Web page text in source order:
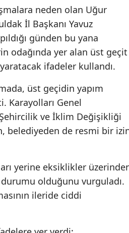
neden olan Uğur
İl Başkanı Yavuz
günden bu yana
odağında yer alan üst geçit
ifadeler kullandı.
üst geçidin yapım
Karayolları Genel
Şehircilik ve İklim Değişikliği
belediyeden de resmi bir
yerine eksiklikler
durumu olduğunu vurguladı.
ileride ciddi